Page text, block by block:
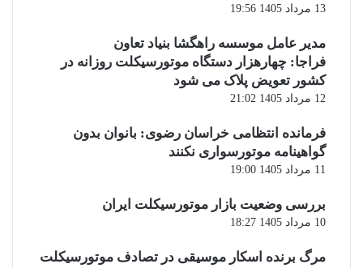
13 مرداد 1405 19:56
مدیر عامل موسسه راهگشا بنیاد تعاون
فراجا: چهارهزار دستگاه موتورسیکلت روزانه در
کشور تعویض پلاک می شود
12 مرداد 1405 21:02
فرمانده انتظامی خراسان رضوی: بانوان بدون
گواهینامه موتورسواری نکنند
11 مرداد 1405 19:00
بررسی وضعیت بازار موتورسیکلت ایران
10 مرداد 1405 18:27
مرگ برنده اسکار موسیقی در تصادف موتورسیکلت